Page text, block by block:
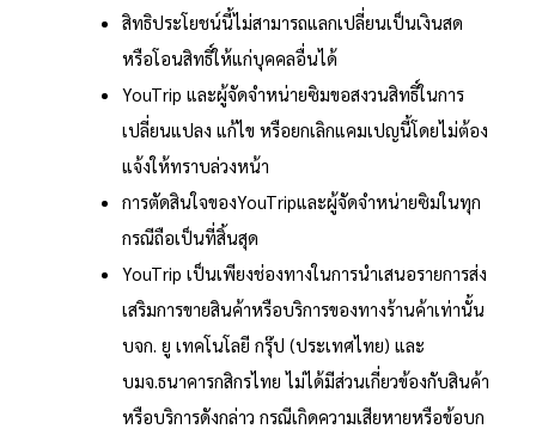
สิทธิประโยชน์นี้ไม่สามารถแลกเปลี่ยนเป็นเงินสด
หรือโอนสิทธิ์ให้แก่บุคคลอื่นได้
YouTrip และผู้จัดจำหน่ายซิมขอสงวนสิทธิ์ในการ
เปลี่ยนแปลง แก้ไข หรือยกเลิกแคมเปญนี้โดยไม่ต้อง
แจ้งให้ทราบล่วงหน้า
การตัดสินใจของYouTripและผู้จัดจำหน่ายซิมในทุก
กรณีถือเป็นที่สิ้นสุด
YouTrip เป็นเพียงช่องทางในการนำเสนอรายการส่ง
เสริมการขายสินค้าหรือบริการของทางร้านค้าเท่านั้น
บจก. ยู เทคโนโลยี กรุ๊ป (ประเทศไทย) และ
บมจ.ธนาคารกสิกรไทย ไม่ได้มีส่วนเกี่ยวข้องกับสินค้า
หรือบริการดังกล่าว กรณีเกิดความเสียหายหรือข้อบก